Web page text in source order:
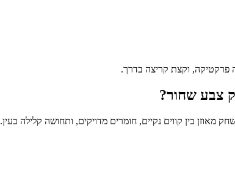
פרקטיקה, וקצת קריצה בדרך.
צבע שחור?
מאוזן בין קווים נקיים, חומרים מדויקים, ותחושה קלילה בעין.